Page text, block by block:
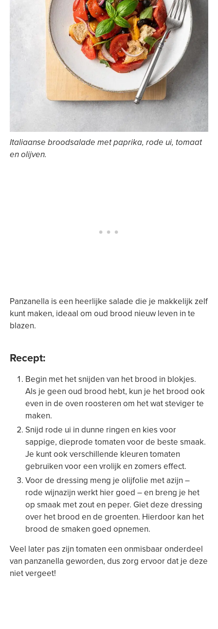
Italiaanse broodsalade met paprika, rode ui, tomaat
en olijven.
Panzanella is een heerlijke salade die je makkelijk zelf
kunt maken, ideaal om oud brood nieuw leven in te
blazen.
Recept:
Begin met het snijden van het brood in blokjes.
Als je geen oud brood hebt, kun je het brood ook
even in de oven roosteren om het wat steviger te
maken.
Snijd rode ui in dunne ringen en kies voor
sappige, dieprode tomaten voor de beste smaak.
Je kunt ook verschillende kleuren tomaten
gebruiken voor een vrolijk en zomers effect.
Voor de dressing meng je olijfolie met azijn –
rode wijnazijn werkt hier goed – en breng je het
op smaak met zout en peper. Giet deze dressing
over het brood en de groenten. Hierdoor kan het
brood de smaken goed opnemen.
Veel later pas zijn tomaten een onmisbaar onderdeel
van panzanella geworden, dus zorg ervoor dat je deze
niet vergeet!